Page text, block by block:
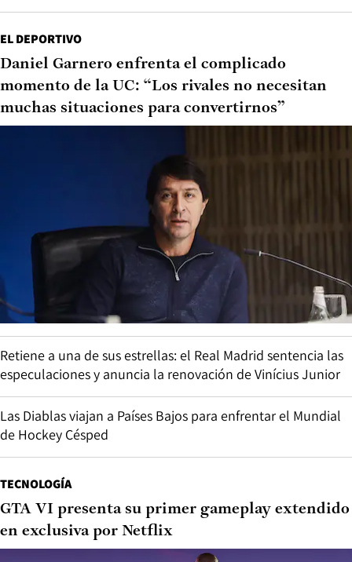
EL DEPORTIVO
Daniel Garnero enfrenta el complicado
momento de la UC: “Los rivales no necesitan
muchas situaciones para convertirnos”
Retiene a una de sus estrellas: el Real Madrid sentencia las
especulaciones y anuncia la renovación de Vinícius Junior
Las Diablas viajan a Países Bajos para enfrentar el Mundial
de Hockey Césped
TECNOLOGÍA
GTA VI presenta su primer gameplay extendido
en exclusiva por Netflix